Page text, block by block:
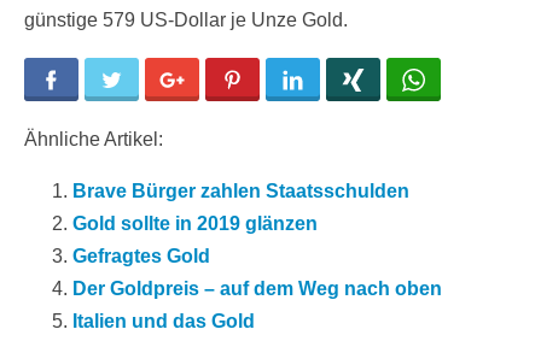
günstige 579 US-Dollar je Unze Gold.
Facebook Twitter Google+ Pinterest LinkedIn
Ähnliche Artikel:
Brave Bürger zahlen Staatsschulden
Gold sollte in 2019 glänzen
Gefragtes Gold
Der Goldpreis – auf dem Weg nach oben
Italien und das Gold